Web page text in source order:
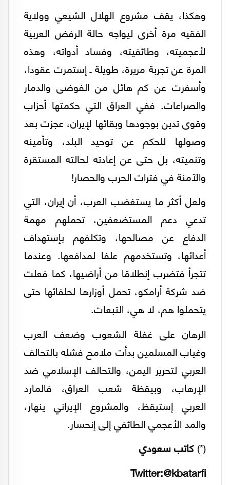
وهكذا، يقف مشروع الهلال الشيعي وولاية
الفقيه مرة أخرى ليواجه حالة الرفض العربية
لأعجميته، وطائفيته، وفساد أدواته، وهذه
المرة عن تجربة مريرة، طويلة ـ إستمرت عقودا،
وأسفرت عن كم هائل من الفوضى والدمار
والصراعات. ففي العراق التي حكمتها أحزاب
وقوى تدين بوجودها وبقائها لإيران، عجزت بعد
وصولها للحكم عن توحيد البلد، وتأمينه
وتنميته، بل حتى عن إعادته لحالته المستقرة
والآمنة في فترات الحرب والحصار!
ولعل أكثر ما يستغضب العرب، أن إيران، التي
تدعي دعم المستضعفين، تحملهم مهمة
الدفاع عن مصالحها، وتكلفهم بإستهداف
أعدائها، وتستخدمهم علفا لمدافعها. وعندما
تتجرأ فتضرب إنطلاقا من أراضيها، كما فعلت
ضد شركة أرامكو، تحمل أوزارها لحلفائها حتى
يتحملوا هم، لا هي، التبعات.
الرهان على غفلة الشعوب وضعف العرب
وغياب المسلمين بدأت ملامح فشله بالتحالف
العربي لتحرير اليمن، والتحالف الإسلامي ضد
الإرهاب، وبيقظة شعب العراق، فالمارد
العربي إستيقظ، والمشروع الإيراني ينهار،
والمد الأعجمي الطائفي إلى إنحسار.
(*)كاتب سعودي
Twitter:@kbatarfi